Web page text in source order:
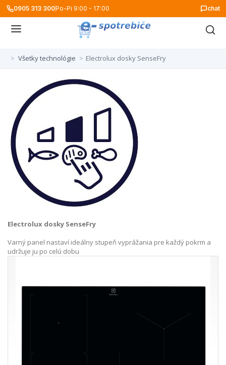
0905 313 300Po-Pi 9:00 - 17:00 chat
> Všetky technológie > Electrolux dosky SenseFry
Electrolux dosky SenseFry
Varný panel nastaví ideálny stupeň vyprážania pre každý pokrm a
udržuje ju po celú dobu